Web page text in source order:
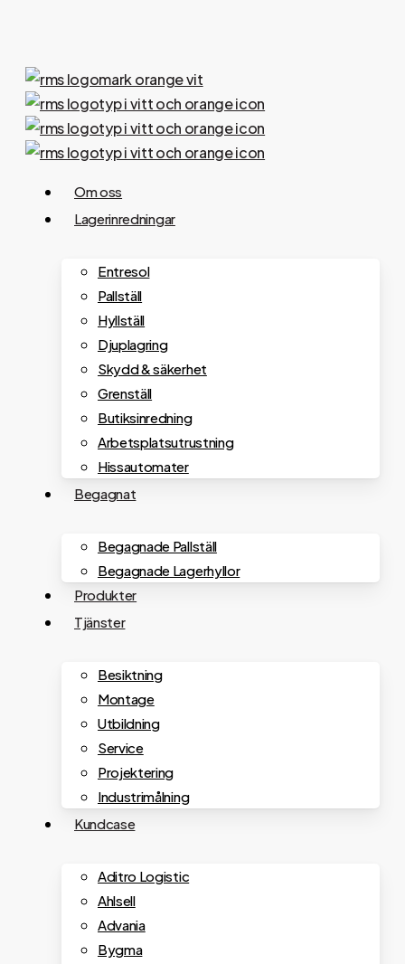
content
Menu
Om oss
Lagerinredningar
Entresol
Pallställ
Hyllställ
Djuplagring
Skydd & säkerhet
Grenställ
Butiksinredning
Arbetsplatsutrustning
Hissautomater
Begagnat
Begagnade Pallställ
Begagnade Lagerhyllor
Produkter
Tjänster
Besiktning
Montage
Utbildning
Service
Projektering
Industrimålning
Kundcase
Aditro Logistic
Ahlsell
Advania
Bygma